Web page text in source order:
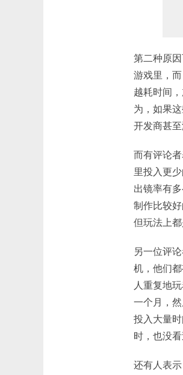
第二种原
游戏里，
越耗时间
为，如果
开发商甚
而有评论
里投入更
出镜率有
制作比较
但玩法上
另一位评
机，他们
人重复地
一个月，
投入大量
时，也没
还有人表